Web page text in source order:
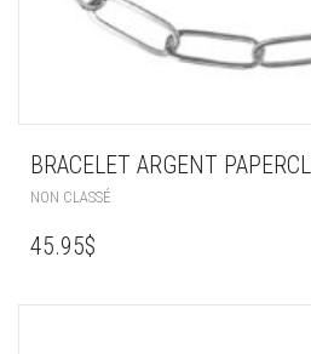
BRACELET ARGENT
NON CLASSÉ
45.95$